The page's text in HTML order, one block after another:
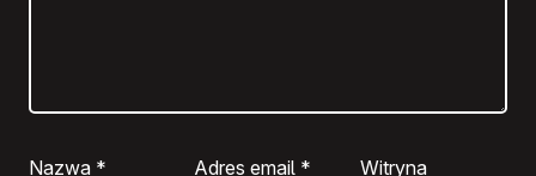
Nazwa * Adres email *
Witryna